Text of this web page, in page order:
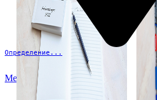
Определение...
Меню